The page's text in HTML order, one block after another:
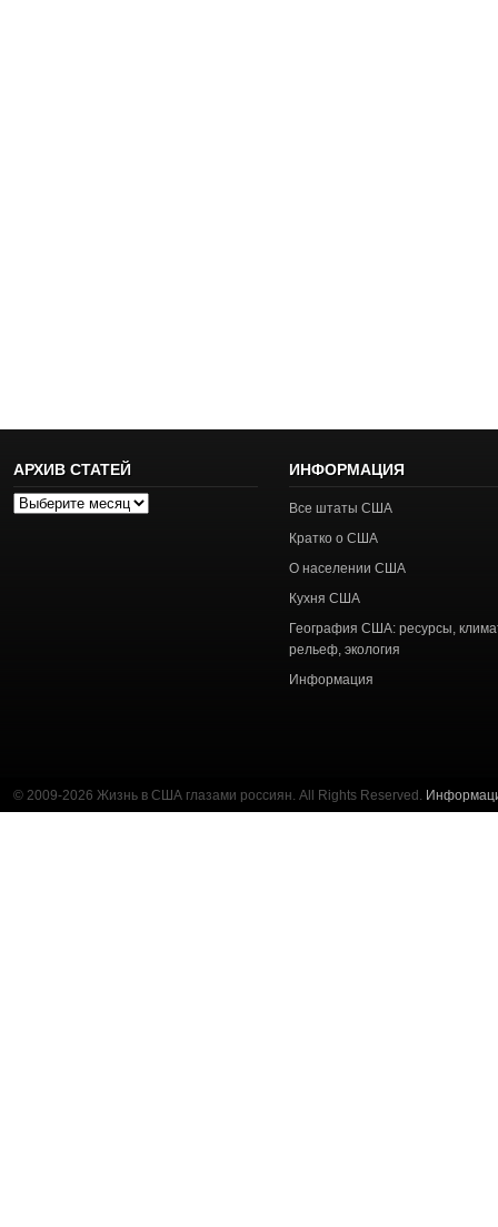
АРХИВ СТАТЕЙ
Архив
ИНФОРМАЦИЯ
Все штаты США
Кратко о США
О населении США
Кухня США
География США: ресурсы,
рельеф, экология
Информация
© 2009-2026 Жизнь в США глазами россиян. All Rights Reserved.